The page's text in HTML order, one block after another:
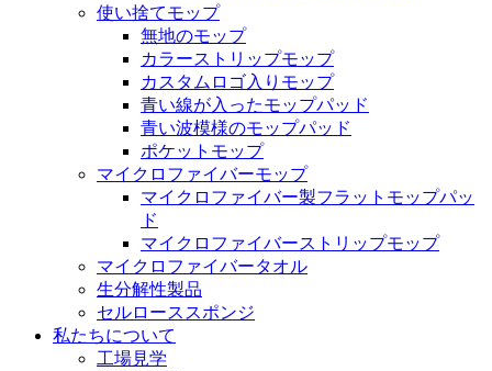
使い捨てモップ
無地のモップ
カラーストリップモップ
カスタムロゴ入りモップ
青い線が入ったモップパッド
青い波模様のモップパッド
ポケットモップ
マイクロファイバーモップ
マイクロファイバー製フラットモップパッ
ド
マイクロファイバーストリップモップ
マイクロファイバータオル
生分解性製品
セルローススポンジ
私たちについて
工場見学